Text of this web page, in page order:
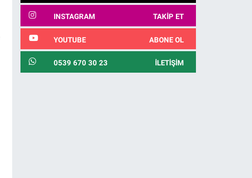
INSTAGRAM TAKIP ET
YOUTUBE ABONE OL
0539 670 30 23 İLETIŞIM